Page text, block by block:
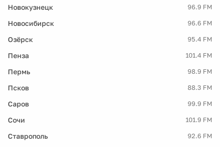
Новокузнецк 96.9 FM
Новосибирск 96.6 FM
Озёрск 95.4 FM
Пенза 101.4 FM
Пермь 98.9 FM
Псков 88.3 FM
Саров 99.9 FM
Сочи 101.9 FM
Ставрополь 92.6 FM